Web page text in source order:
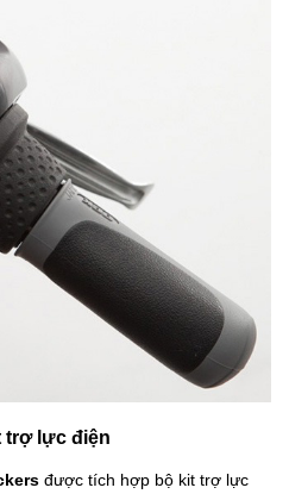
trợ lực điện
được tích hợp bộ kit trợ lực